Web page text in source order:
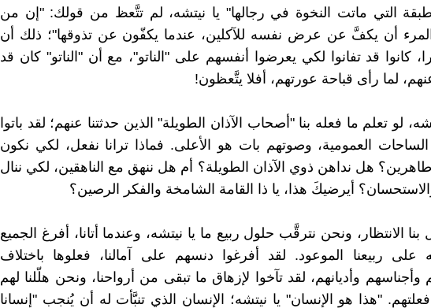
التي ماتت النخوة في رجالها" يا نيتشه، لم تتَّعظ من قولك: "إن من
أن يكفَّ عن عرض نفسه للآكلين، عندما يكفّون عن تذوقها"؛ ذلك أن
كانوا قد تفانوا لكي يعرضوا أنفسهم على "الناتو"، مع أن "الناتو" كان قد
لما رأى قباحة عورتهم، أفلا يتَّعظون!
لو تعلم ما فعله بنا "أصحاب الآذان الطويلة" الذين حدثتنا عنهم؛ لقد باتوا
الساحات العمومية، وصوتهم بات هو الأعلى. فماذا ترانا نفعل، لكي نكون
طاهرين؟ هل نداهن ذوي الآذان الطويلة؟ أم هل ننهق مع الناهقين، لكي ننال
أيرضيكَ هذا، يا ذا القامة الشامخة والفكر الرصين؟
بنا الانتظار، ونحن نترقَّب حلول ربيع ما يا نيتشه، وعندما أتانا، أفرغ الجميع
على ربيعنا الموعود. لقد أفرغوا دنسهم على آمالنا، فعلوها باختلاف
وأجناسهم وأديانهم، لقد تآخوا لإزهاق ما تبقى من أرواحنا، ونحن هلّلنا لهم
فعلتهم. "هذا هو الإنسان" يا نيتشه؛ الإنسان الذي تنبَّأت له أن يُنجب "إنسانا